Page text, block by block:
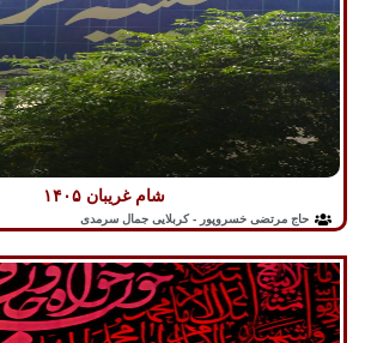
شام غریبان ۱۴۰۵
حاج مرتضی خسروپور - کربلایی جمال سرمدی